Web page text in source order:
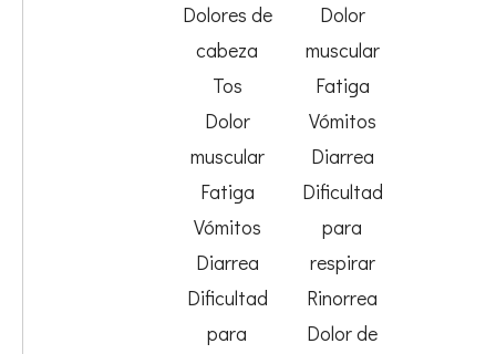
Dolores de
cabeza
Tos
Dolor
muscular
Fatiga
Vómitos
Diarrea
Dificultad
para
Dolor
muscular
Fatiga
Vómitos
Diarrea
Dificultad
para
respirar
Rinorrea
Dolor de